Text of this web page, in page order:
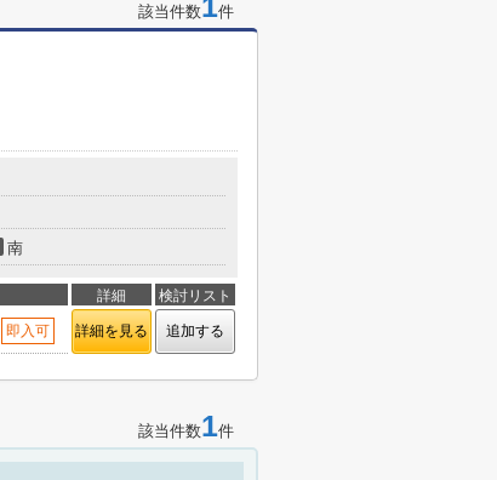
該当件数 件
南
詳細 検討リスト
即入可 詳細を見る 追加する
該当件数1件